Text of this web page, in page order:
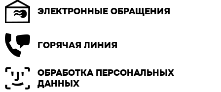
ЭЛЕКТРОННЫЕ ОБРАЩЕНИЯ
ГОРЯЧАЯ ЛИНИЯ
ОБРАБОТКА ПЕРСОНАЛЬНЫХ
ДАННЫХ